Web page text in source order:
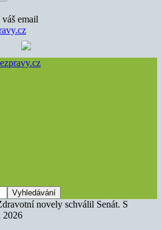
email
novely schválil Senát. S
2026